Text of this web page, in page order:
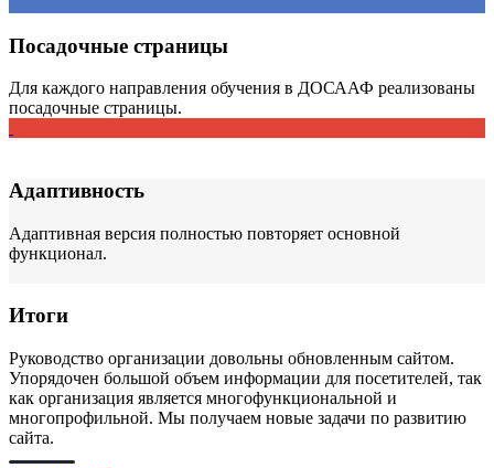
Посадочные страницы
Для каждого направления обучения в ДОСААФ реализованы
посадочные страницы.
Адаптивность
Адаптивная версия полностью повторяет основной
функционал.
Итоги
Руководство организации довольны обновленным сайтом.
Упорядочен большой объем информации для посетителей, так
как организация является многофункциональной и
многопрофильной. Мы получаем новые задачи по развитию
сайта.